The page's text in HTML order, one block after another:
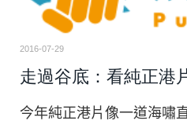
2016-07-29
走過谷底：看純正港
今年純正港片像一道海嘯